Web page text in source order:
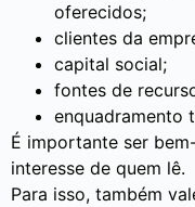
oferecidos;
clientes da
capital social;
fontes de
enquadramento
É importante ser
interesse de quem lê.
Para isso, também